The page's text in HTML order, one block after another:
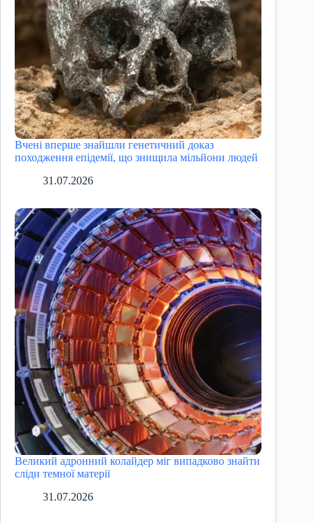
Вчені вперше знайшли генетичний доказ
походження епідемії, що знищила мільйони людей
31.07.2026
Великий адронний колайдер міг випадково знайти
сліди темної матерії
31.07.2026